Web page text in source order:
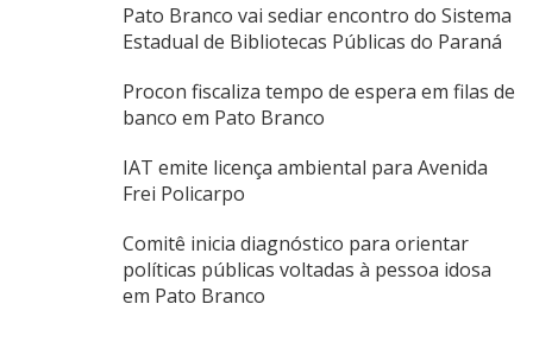
Pato Branco vai sediar encontro do Sistema
Estadual de Bibliotecas Públicas do Paraná
Procon fiscaliza tempo de espera em filas de
banco em Pato Branco
IAT emite licença ambiental para Avenida
Frei Policarpo
Comitê inicia diagnóstico para orientar
políticas públicas voltadas à pessoa idosa
em Pato Branco